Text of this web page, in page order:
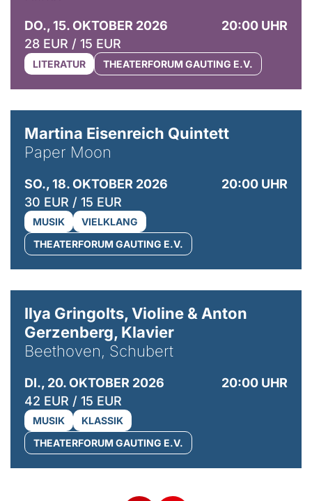
DO., 15. OKTOBER 2026
20:00 UHR
28 EUR / 15 EUR
LITERATUR THEATERFORUM GAUTING E.V.
Martina Eisenreich Quintett
Paper Moon
SO., 18. OKTOBER 2026
20:00 UHR
30 EUR / 15 EUR
MUSIK
VIELKLANG
THEATERFORUM GAUTING E.V.
Ilya Gringolts, Violine & Anton
Gerzenberg, Klavier
Beethoven, Schubert
DI., 20. OKTOBER 2026
20:00 UHR
42 EUR / 15 EUR
MUSIK
KLASSIK
THEATERFORUM GAUTING E.V.